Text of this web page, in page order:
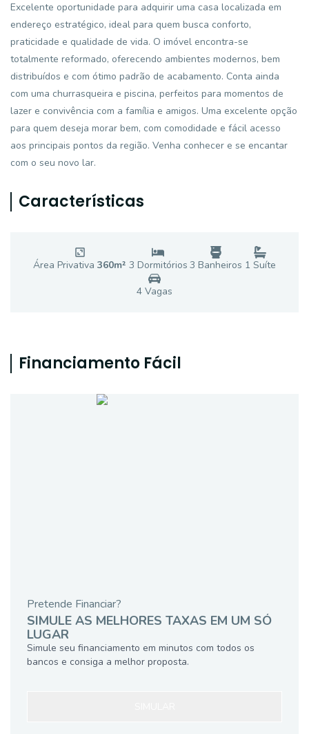
Excelente oportunidade para adquirir uma casa localizada em
endereço estratégico, ideal para quem busca conforto,
praticidade e qualidade de vida. O imóvel encontra-se
totalmente reformado, oferecendo ambientes modernos, bem
distribuídos e com ótimo padrão de acabamento. Conta ainda
com uma churrasqueira e piscina, perfeitos para momentos de
lazer e convivência com a família e amigos. Uma excelente opção
para quem deseja morar bem, com comodidade e fácil acesso
aos principais pontos da região. Venha conhecer e se encantar
com o seu novo lar.
Características
Área Privativa360m² 3 Dormitórios 3 Banheiros 1 Suíte
4 Vagas
Financiamento Fácil
Pretende Financiar?
SIMULE AS MELHORES TAXAS EM UM SÓ
LUGAR
Simule seu financiamento em minutos com todos os
bancos e consiga a melhor proposta.